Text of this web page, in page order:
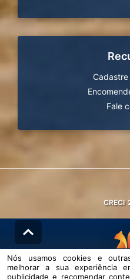
Fale
CRECI
©
Nós usamos cookies e
melhorar a sua experiência
publicidade e recomendar